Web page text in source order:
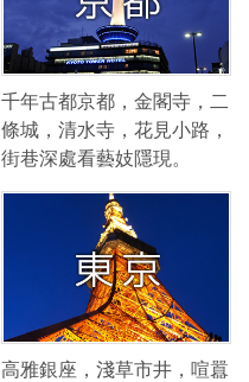
千年古都京都，金閣寺，二
條城，清水寺，花見小路，
街巷深處看藝妓隱現。
高雅銀座，淺草市井，喧囂